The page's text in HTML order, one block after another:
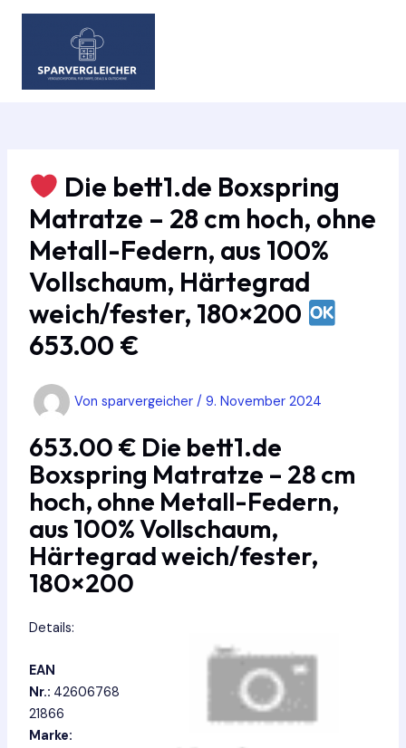
Zum
Die bett1.de Boxspring
Matratze – 28 cm hoch, ohne
Metall-Federn, aus 100%
Vollschaum, Härtegrad
weich/fester, 180×200
653.00 €
Von sparvergeicher / 9. November 2024
653.00 € Die bett1.de
Boxspring Matratze – 28 cm
hoch, ohne Metall-Federn,
aus 100% Vollschaum,
Härtegrad weich/fester,
180×200
Details:
EAN
Nr.: 42606768
21866
Marke: